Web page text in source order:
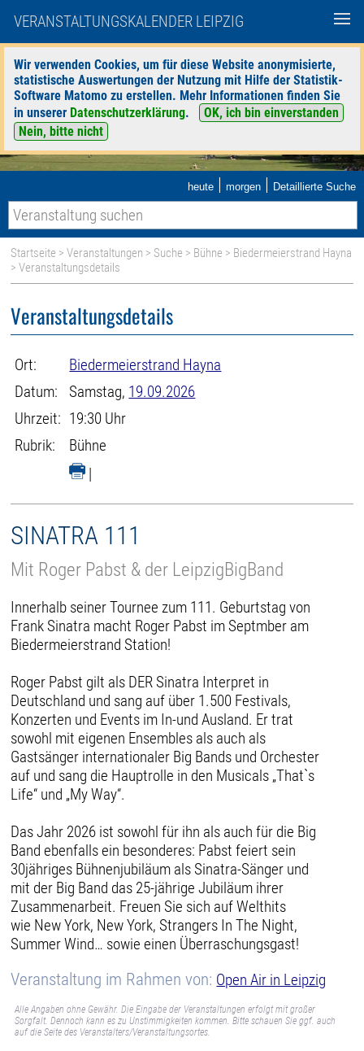
VERANSTALTUNGSKALENDER LEIPZIG
Wir verwenden Cookies, um für diese Website anonymisierte,
statistische Auswertungen der Nutzung mit Hilfe der Statistik-
Software Matomo zu erstellen. Mehr Informationen finden Sie
in unserer Datenschutzerklärung.
OK, ich bin einverstanden
Nein, bitte nicht
heute | morgen | Detaillierte Suche
Startseite >Veranstaltungen > Suche > Bühne > Biedermeierstrand Hayna
> Veranstaltungsdetails
Veranstaltungsdetails
Ort:
Biedermeierstrand Hayna
Datum:
Samstag, 19.09.2026
Uhrzeit: 19:30 Uhr
Rubrik:
Bühne
|
SINATRA 111
Mit Roger Pabst & der LeipzigBigBand
Innerhalb seiner Tournee zum 111. Geburtstag von
Frank Sinatra macht Roger Pabst im Septmber am
Biedermeierstrand Station!
Roger Pabst gilt als DER Sinatra Interpret in
Deutschland und sang auf über 1.500 Festivals,
Konzerten und Events im In-und Ausland. Er trat
sowohl mit eigenen Ensembles als auch als
Gastsänger internationaler Big Bands und Orchester
auf und sang die Hauptrolle in den Musicals „That`s
Life“ und „My Way“.
Das Jahr 2026 ist sowohl für ihn als auch für die Big
Band ebenfalls ein besonderes: Pabst feiert sein
30jähriges Bühnenjubiläum als Sinatra-Sänger und
mit der Big Band das 25-jährige Jubiläum ihrer
Zusammenarbeit. Freuen Sie sich auf Welthits
wie New York, New York, Strangers In The Night,
Summer Wind… sowie einen Überraschungsgast!
Veranstaltung im Rahmen von: Open Air in Leipzig
Alle Angaben ohne Gewähr. Die Eingabe der Veranstaltungen erfolgt mit großer
Sorgfalt. Dennoch kann es zu Unstimmigkeiten kommen. Bitte schauen Sie ggf. auch
auf die Seite des Veranstalters/Veranstaltungsortes.